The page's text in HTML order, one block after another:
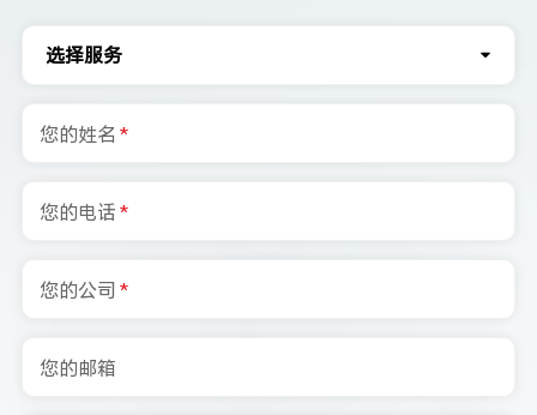
选择服务
您的姓名 *
您的电话*
您的公司 *
您的邮箱